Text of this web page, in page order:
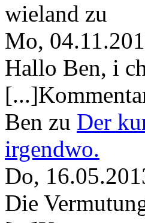
wieland zu
Mo,
Hallo Ben, i
Ben zu Der
irgendwo.
Do,
Die